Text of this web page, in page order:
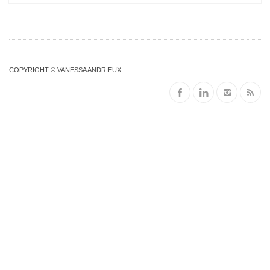
COPYRIGHT © VANESSA ANDRIEUX